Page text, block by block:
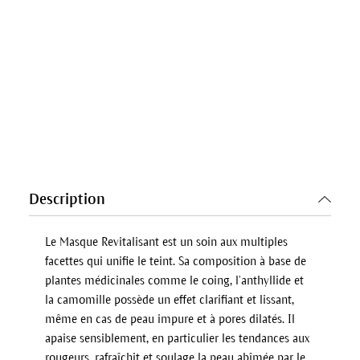
Description
Le Masque Revitalisant est un soin aux multiples
facettes qui unifie le teint. Sa composition à base de
plantes médicinales comme le coing, l’anthyllide et
la camomille possède un effet clarifiant et lissant,
même en cas de peau impure et à pores dilatés. Il
apaise sensiblement, en particulier les tendances aux